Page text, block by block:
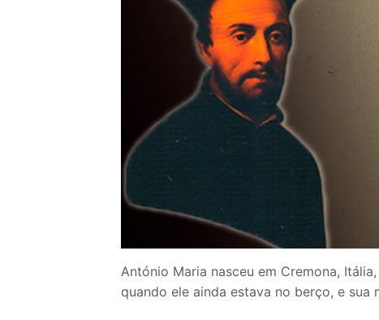
António Maria nasceu em Cremona,
quando ele ainda estava no berço, e sua